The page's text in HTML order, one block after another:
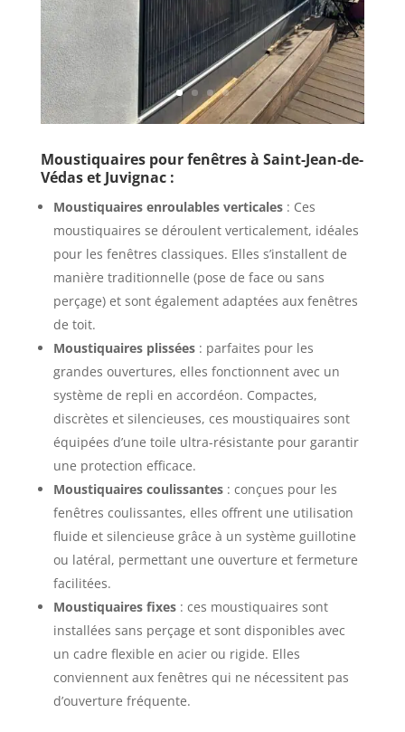
Moustiquaires pour fenêtres à Saint-Jean-de-
Védas et Juvignac :
Moustiquaires enroulables verticales: Ces
moustiquaires se déroulent verticalement, idéales
pour les fenêtres classiques. Elles s’installent de
manière traditionnelle (pose de face ou sans
perçage) et sont également adaptées aux fenêtres
de toit.
Moustiquaires plissées: parfaites pour les
grandes ouvertures, elles fonctionnent avec un
système de repli en accordéon. Compactes,
discrètes et silencieuses, ces moustiquaires sont
équipées d’une toile ultra-résistante pour garantir
une protection efficace.
Moustiquaires coulissantes: conçues pour les
fenêtres coulissantes, elles offrent une utilisation
fluide et silencieuse grâce à un système guillotine
ou latéral, permettant une ouverture et fermeture
facilitées.
Moustiquaires fixes: ces moustiquaires sont
installées sans perçage et sont disponibles avec
un cadre flexible en acier ou rigide. Elles
conviennent aux fenêtres qui ne nécessitent pas
d’ouverture fréquente.